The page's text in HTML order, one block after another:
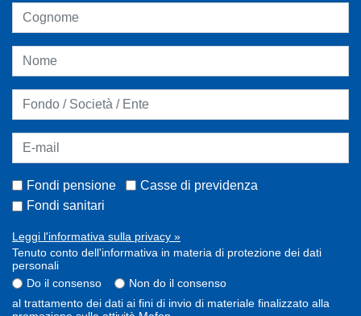
Fondi pensione
Casse di previdenza
Fondi sanitari
Leggi l'informativa sulla privacy »
Tenuto conto dell'informativa in materia di protezione dei dati
personali
Do il consenso
Non do il consenso
al trattamento dei dati ai fini di invio di materiale finalizzato alla